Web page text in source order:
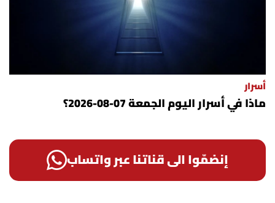
أسرار
ماذا في أسرار اليوم الجمعة 07-08-2026؟
إنضمّوا الى قناتنا عبر واتساب